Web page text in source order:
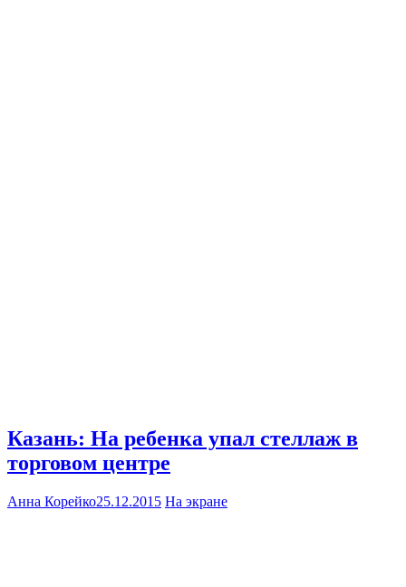
Казань: На ребенка упал стеллаж в
торговом центре
Анна Корейко25.12.2015 На экране